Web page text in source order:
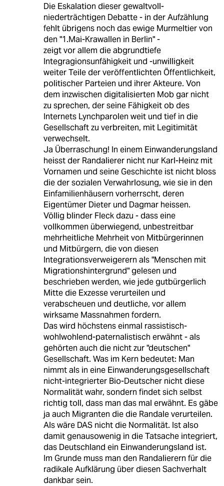
Die Eskalation dieser gewaltvoll-
niederträchtigen Debatte - in der Aufzählung
fehlt übrigens noch das ewige Murmeltier von
den "1.Mai-Krawallen in Berlin" -
zeigt vor allem die abgrundtiefe
Integragionsunfähigkeit und -unwilligkeit
weiter Teile der veröffentlichten Öffentlichkeit,
politischer Parteien und ihrer Akteure. Von
dem inzwischen digitalisierten Mob gar nicht
zu sprechen, der seine Fähigkeit ob des
Internets Lynchparolen weit und tief in die
Gesellschaft zu verbreiten, mit Legitimität
verwechselt.
Ja Überraschung! In einem Einwanderungsland
heisst der Randalierer nicht nur Karl-Heinz mit
Vornamen und seine Geschichte ist nicht bloss
die der sozialen Verwahrlosung, wie sie in den
Einfamilienhäusern vorherrscht, deren
Eigentümer Dieter und Dagmar heissen.
Völlig blinder Fleck dazu - dass eine
vollkommen überwiegend, unbestreitbar
mehrheitliche Mehrheit von Mitbürgerinnen
und Mitbürgern, die von diesen
Integrationsverweigerern als "Menschen mit
Migrationshintergrund" gelesen und
beschrieben werden, wie jede gutbürgerlich
Mitte die Exzesse verurteilen und
verabscheuen und deutliche, vor allem
wirksame Massnahmen fordern.
Das wird höchstens einmal rassistisch-
wohlwohlend-paternalistisch erwähnt - als
gehörten auch die nicht zur "deutschen"
Gesellschaft. Was im Kern bedeutet: Man
nimmt als in eine Einwanderungsgesellschaft
nicht-integrierter Bio-Deutscher nicht diese
Normalität wahr, sondern findet sich selbst
richtig toll, dass man das mal erwähnt. Es gäbe
ja auch Migranten die die Randale verurteilen.
Als wäre DAS nicht die Normalität. Ist also
damit genausowenig in die Tatsache integriert,
das Deutschland ein Einwanderungsland ist.
Im Grunde muss man den Randalierern für die
radikale Aufklärung über diesen Sachverhalt
dankbar sein.